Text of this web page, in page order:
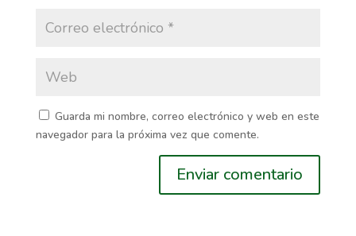
Guarda mi nombre, correo electrónico y web en este
navegador para la próxima vez que comente.